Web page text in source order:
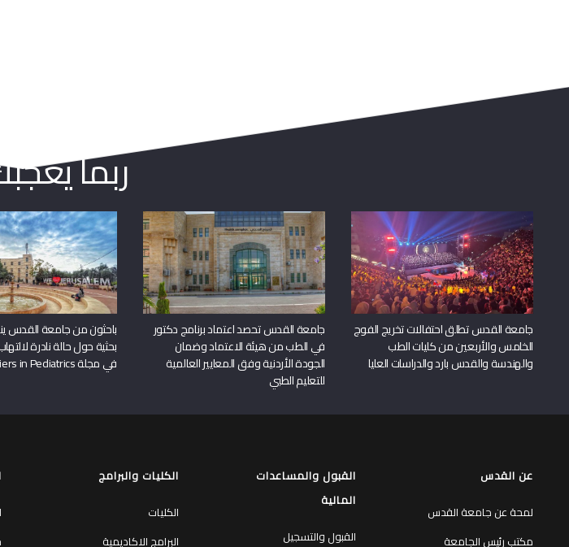
ربما
جامعة القدس تطلق احتفالات تخريج الفوج
الخامس والأربعين من كليات الطب
والهندسة والقدس بارد والدراسات العليا
جامعة القدس تحصد اعتماد برنامج دكتور
في الطب من هيئة الاعتماد وضمان
الجودة الأردنية وفق المعايير العالمية
للتعليم الطبي
باحثون من جامعة القدس
بحثية حول حالة نادرة
في مجلة Frontiers in Pediatrics
عن القدس
لمحة عن جامعة القدس
مكتب رئيس الجامعة
القبول والمساعدات
المالية
القبول والتسجيل
الكليات والبرامج
الكليات
البرامج الاكاديمية